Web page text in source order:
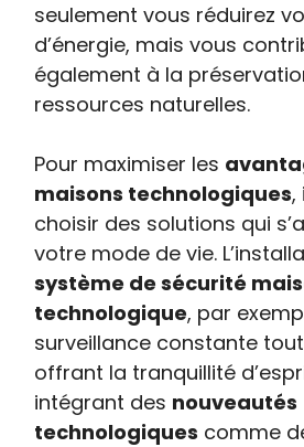
seulement vous réduirez
d’énergie, mais vous
également à la
ressources naturelles.
Pour maximiser les
maisons technologiques,
choisir des solutions qui
votre mode de vie.
système de sécurité
technologique, par
surveillance constante
offrant la tranquillité
intégrant des nouveautés
technologiques comme